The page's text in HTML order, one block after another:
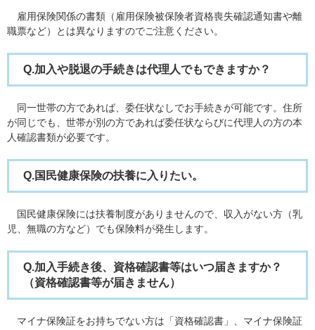
雇用保険関係の書類（雇用保険被保険者資格喪失確認通知書や離
職票など）とは異なりますのでご注意ください。
Q.加入や脱退の手続きは代理人でもできますか？
同一世帯の方であれば、委任状なしでお手続きが可能です。住所
が同じでも、世帯が別の方であれば委任状ならびに代理人の方の本
人確認書類が必要です。
Q.国民健康保険の扶養に入りたい。
国民健康保険には扶養制度がありませんので、収入がない方（乳
児、無職の方など）でも保険料が発生します。
Q.加入手続き後、資格確認書等はいつ届きますか？
（資格確認書等が届きません）
マイナ保険証をお持ちでない方は「資格確認書」、マイナ保険証